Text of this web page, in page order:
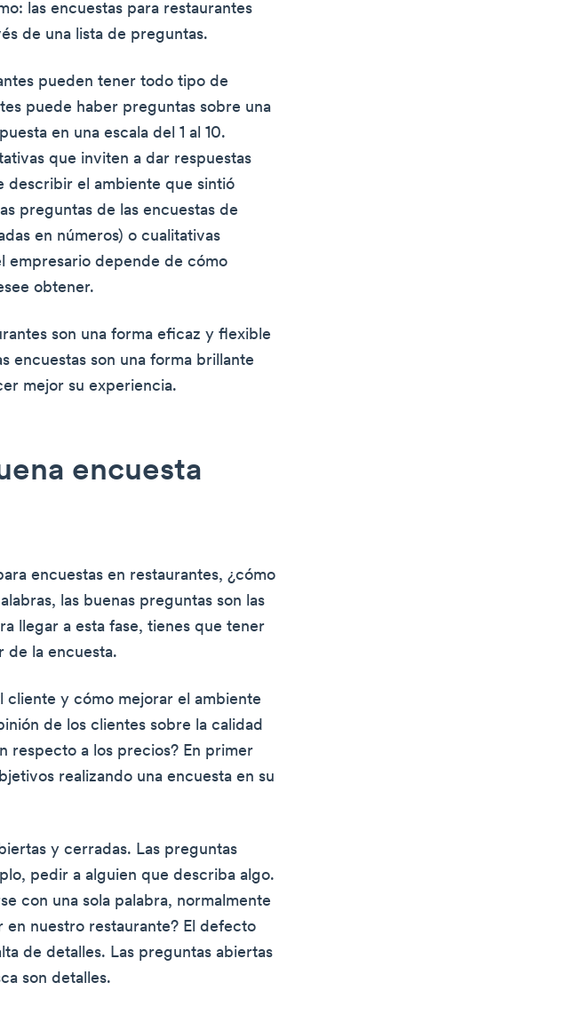
las encuestas para restaurantes
de una lista de preguntas.
pueden tener todo tipo de
puede haber preguntas sobre una
en una escala del 1 al 10.
que inviten a dar respuestas
describir el ambiente que sintió
preguntas de las encuestas de
en números) o cualitativas
empresario depende de cómo
obtener.
son una forma eficaz y flexible
encuestas son una forma brillante
mejor su experiencia.
encuesta
encuestas en restaurantes, ¿cómo
las buenas preguntas son las
llegar a esta fase, tienes que tener
de la encuesta.
cliente y cómo mejorar el ambiente
de los clientes sobre la calidad
respecto a los precios? En primer
realizando una encuesta en su
y cerradas. Las preguntas
pedir a alguien que describa algo.
con una sola palabra, normalmente
en nuestro restaurante? El defecto
de detalles. Las preguntas abiertas
son detalles.